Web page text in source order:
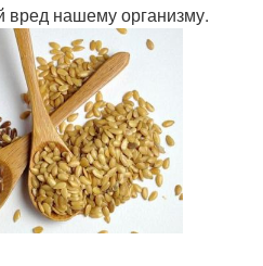
нашему организму.